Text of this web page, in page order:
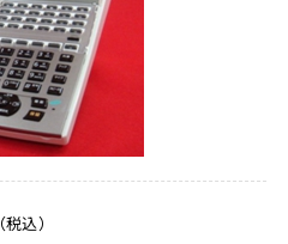
（税込）